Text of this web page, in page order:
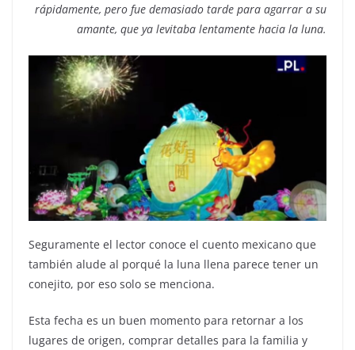
rápidamente, pero fue demasiado tarde para agarrar a su
amante, que ya levitaba lentamente hacia la luna.
Seguramente el lector conoce el cuento mexicano que
también alude al porqué la luna llena parece tener un
conejito, por eso solo se menciona.
Esta fecha es un buen momento para retornar a los
lugares de origen, comprar detalles para la familia y